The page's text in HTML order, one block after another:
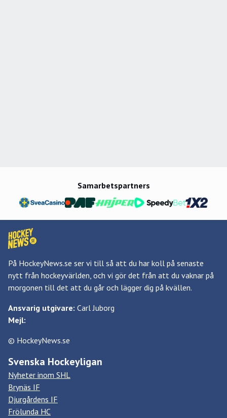
Samarbetspartners
På HockeyNews.se ser vi till så att du har koll på senaste
nytt från hockeyvärlden, och vi gör det från att du vaknar på
morgonen till det att du går och lägger dig på kvällen.
Ansvarig utgivare: Carl Juborg
Mejl:
© HockeyNews.se
Svenska Hockeyligan
Nyheter inom SHL
Brynäs IF
Djurgårdens IF
Frölunda HC